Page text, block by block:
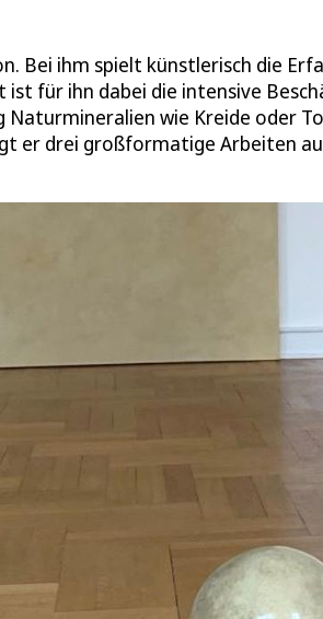
Bei ihm spielt künstlerisch die
ist für ihn dabei die intensive
wie Kreide oder
er drei großformatige Arbeiten